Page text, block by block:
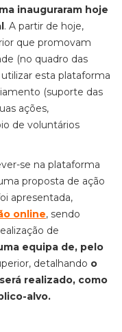
inauguraram hoje
. A partir de hoje,
que promovam
(no quadro das
esta plataforma
(suporte das
ações,
de voluntários
se na plataforma
proposta de ação
apresentada,
online, sendo
de
equipa de, pelo
detalhando o
realizado, como
alvo.